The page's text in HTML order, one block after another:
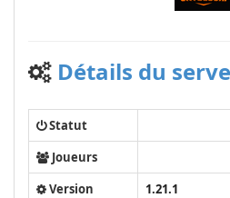
Détails du
Statut
Joueurs
Version
1.21.1